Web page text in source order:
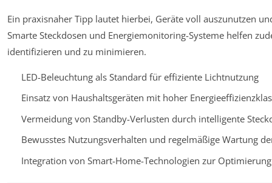
Ein praxisnaher Tipp lautet hierbei, Geräte voll auszunutzen
Smarte Steckdosen und Energiemonitoring-Systeme helfen
identifizieren und zu minimieren.
LED-Beleuchtung als Standard für effiziente Lichtnutzung
Einsatz von Haushaltsgeräten mit hoher
Vermeidung von Standby-Verlusten durch intelligente
Bewusstes Nutzungsverhalten und regelmäßige Wartung
Integration von Smart-Home-Technologien zur